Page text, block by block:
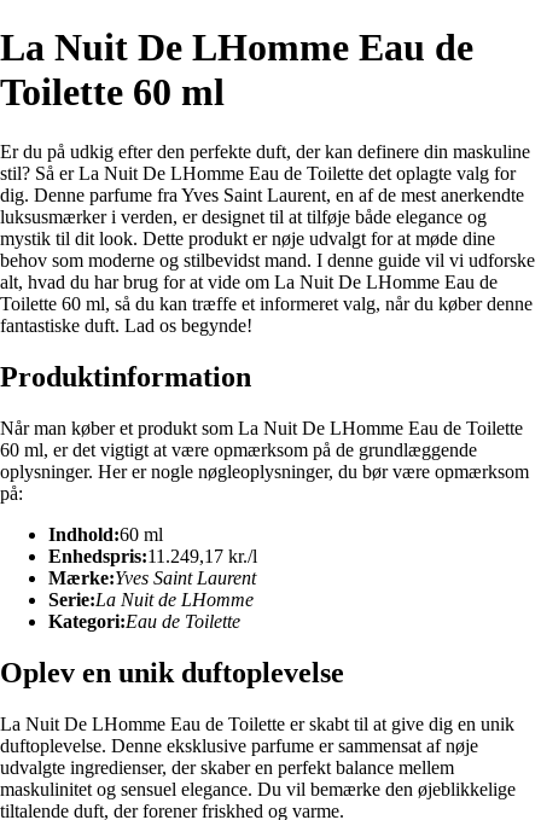
La Nuit De LHomme Eau de
Toilette 60 ml
Er du på udkig efter den perfekte duft, der kan definere din maskuline
stil? Så er La Nuit De LHomme Eau de Toilette det oplagte valg for
dig. Denne parfume fra Yves Saint Laurent, en af de mest anerkendte
luksusmærker i verden, er designet til at tilføje både elegance og
mystik til dit look. Dette produkt er nøje udvalgt for at møde dine
behov som moderne og stilbevidst mand. I denne guide vil vi udforske
alt, hvad du har brug for at vide om La Nuit De LHomme Eau de
Toilette 60 ml, så du kan træffe et informeret valg, når du køber denne
fantastiske duft. Lad os begynde!
Produktinformation
Når man køber et produkt som La Nuit De LHomme Eau de Toilette
60 ml, er det vigtigt at være opmærksom på de grundlæggende
oplysninger. Her er nogle nøgleoplysninger, du bør være opmærksom
på:
Indhold:60 ml
Enhedspris:11.249,17 kr./l
Mærke:Yves Saint Laurent
Serie:La Nuit de LHomme
Kategori:Eau de Toilette
Oplev en unik duftoplevelse
La Nuit De LHomme Eau de Toilette er skabt til at give dig en unik
duftoplevelse. Denne eksklusive parfume er sammensat af nøje
udvalgte ingredienser, der skaber en perfekt balance mellem
maskulinitet og sensuel elegance. Du vil bemærke den øjeblikkelige
tiltalende duft, der forener friskhed og varme.